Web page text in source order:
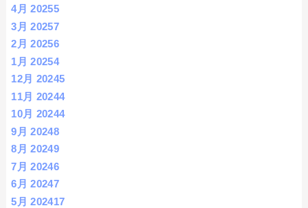
4月 20255
3月 20257
2月 20256
1月 20254
12月 20245
11月 20244
10月 20244
9月 20248
8月 20249
7月 20246
6月 20247
5月 202417